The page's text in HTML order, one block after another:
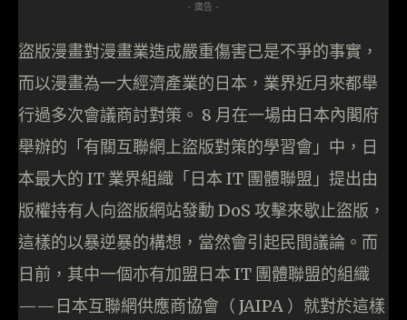
- 廣告 -
盜版漫畫對漫畫業造成嚴重傷害已是不爭的事實，
而以漫畫為一大經濟產業的日本，業界近月來都舉
行過多次會議商討對策。 8 月在一場由日本內閣府
舉辦的「有關互聯網上盜版對策的學習會」中，日
本最大的 IT 業界組織「日本 IT 團體聯盟」提出由
版權持有人向盜版網站發動 DoS 攻擊來歇止盜版，
這樣的以暴逆暴的構想，當然會引起民間議論。而
日前，其中一個亦有加盟日本 IT 團體聯盟的組織
——日本互聯網供應商協會（ JAIPA ）就對於這樣